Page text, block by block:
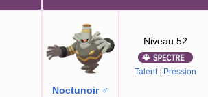
Noctunoir ♂
Niveau 52
Talent : Pression